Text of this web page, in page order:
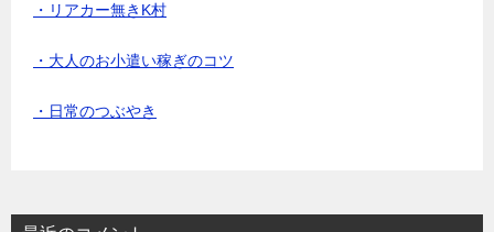
・リアカー無きK村
・大人のお小遣い稼ぎのコツ
・日常のつぶやき